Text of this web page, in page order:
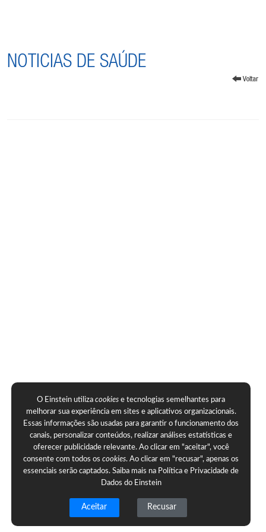
NOTICIAS DE SAÚDE
O Einstein utilizacookies e tecnologias semelhantes para
melhorar sua experiência em sites e aplicativos organizacionais.
Essas informações são usadas para garantir o funcionamento dos
canais, personalizar conteúdos, realizar análises estatísticas e
oferecer publicidade relevante. Ao clicar em "aceitar", você
consente com todos oscookies. Ao clicar em "recusar", apenas os
essenciais serão captados. Saiba mais na Política e Privacidade de
Dados do Einstein
Aceitar Recusar